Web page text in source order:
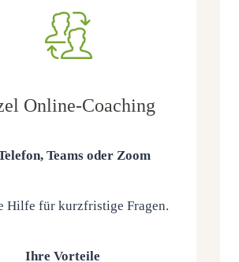
Online-Coaching
Teams oder Zoom
Hil­fe für kurz­fris­ti­ge Fra­gen.
Ihre Vor­tei­le